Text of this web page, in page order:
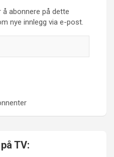
abonnere på dette
nye innlegg via e-post.
TV: